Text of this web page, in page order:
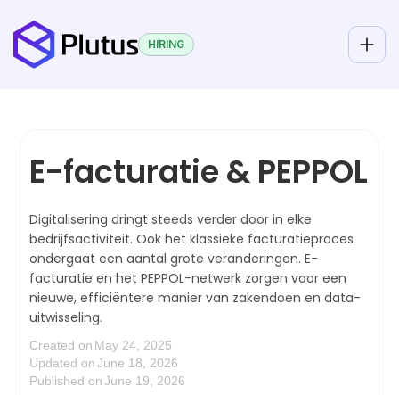
HIRING
E-facturatie & PEPPOL
Digitalisering dringt steeds verder door in elke
bedrijfsactiviteit. Ook het klassieke facturatieproces
ondergaat een aantal grote veranderingen. E-
facturatie en het PEPPOL-netwerk zorgen voor een
nieuwe, efficiëntere manier van zakendoen en data-
uitwisseling.
Created on May 24, 2025
Updated on June 18, 2026
Published on June 19, 2026